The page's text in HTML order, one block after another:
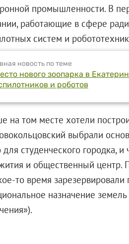
промышленности. В
работающие в сфере
систем и
новость по теме
нового зоопарка в
и роботов
на том месте хотели
выбрали
для студенческого городка,
и общественный центр.
то время
назначение